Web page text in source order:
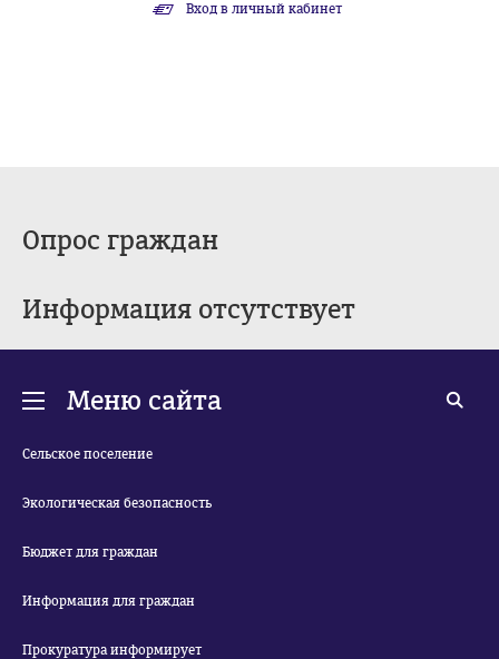
Вход в личный кабинет
Опрос граждан
Информация отсутствует
Меню сайта
Сельское поселение
Экологическая безопасность
Бюджет для граждан
Информация для граждан
Прокуратура информирует